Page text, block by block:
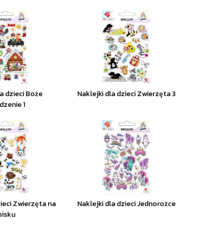
dzieci Boże
1
Naklejki dla dzieci Zwierzęta 3
Zwierzęta na
Naklejki dla dzieci Jednorożce